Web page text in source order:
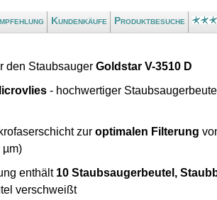
Kundenkäufe Produktbesuche
den StaubsaugerGoldstar V-3510 D
- hochwertiger
zuroptimalen Filterung
µm)
enthält 10 Staubsaugerbeutel,
verschweißt